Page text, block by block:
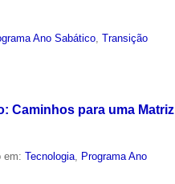
Ano Sabático,Transição
Caminhos para uma Matriz
em:Tecnologia, Programa Ano